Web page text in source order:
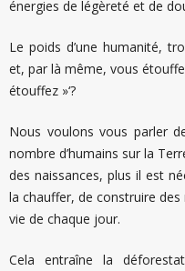
énergies de légèreté et de
Le poids d’une humanité,
et, par là même, vous
étouffez »‘?
Nous voulons vous parler
nombre d’humains sur la
des naissances, plus il est
la chauffer, de construire
vie de chaque jour.
Cela entraîne la